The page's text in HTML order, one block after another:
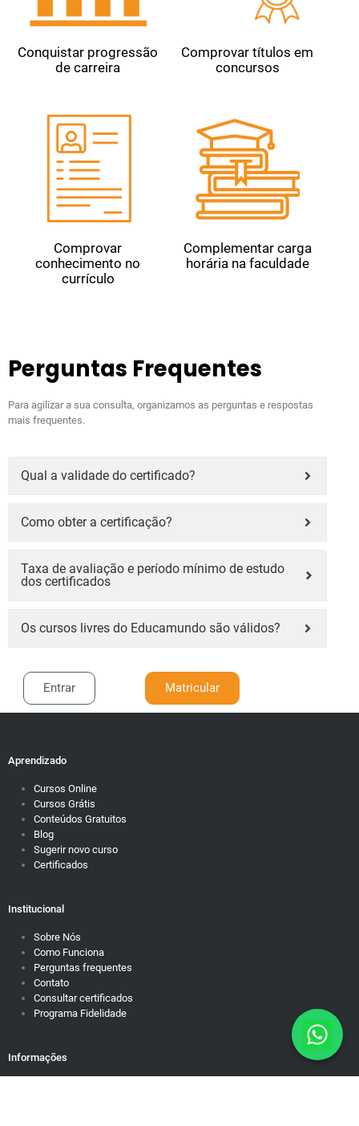
Conquistar progressão
de carreira
Comprovar títulos em
concursos
Comprovar
conhecimento no
currículo
Complementar carga
horária na faculdade
Perguntas Frequentes
Para agilizar a sua consulta, organizamos as perguntas e respostas
mais frequentes.
Qual a validade do certificado?
Como obter a certificação?
Taxa de avaliação e período mínimo de estudo
dos certificados
Os cursos livres do Educamundo são válidos?
Entrar Matricular
Aprendizado
Cursos Online
Cursos Grátis
Conteúdos Gratuitos
Blog
Sugerir novo curso
Certificados
Institucional
Sobre Nós
Como Funciona
Perguntas frequentes
Contato
Consultar certificados
Programa Fidelidade
Informações